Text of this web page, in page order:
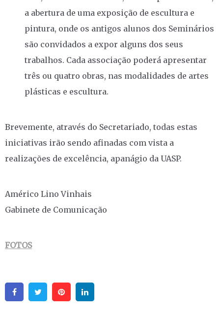
a abertura de uma exposição de escultura e
pintura, onde os antigos alunos dos Seminários
são convidados a expor alguns dos seus
trabalhos. Cada associação poderá apresentar
três ou quatro obras, nas modalidades de artes
plásticas e escultura.
Brevemente, através do Secretariado, todas estas
iniciativas irão sendo afinadas com vista a
realizações de excelência, apanágio da UASP.
Américo Lino Vinhais
Gabinete de Comunicação
FOTOS
FacebookTwitter Pinterest